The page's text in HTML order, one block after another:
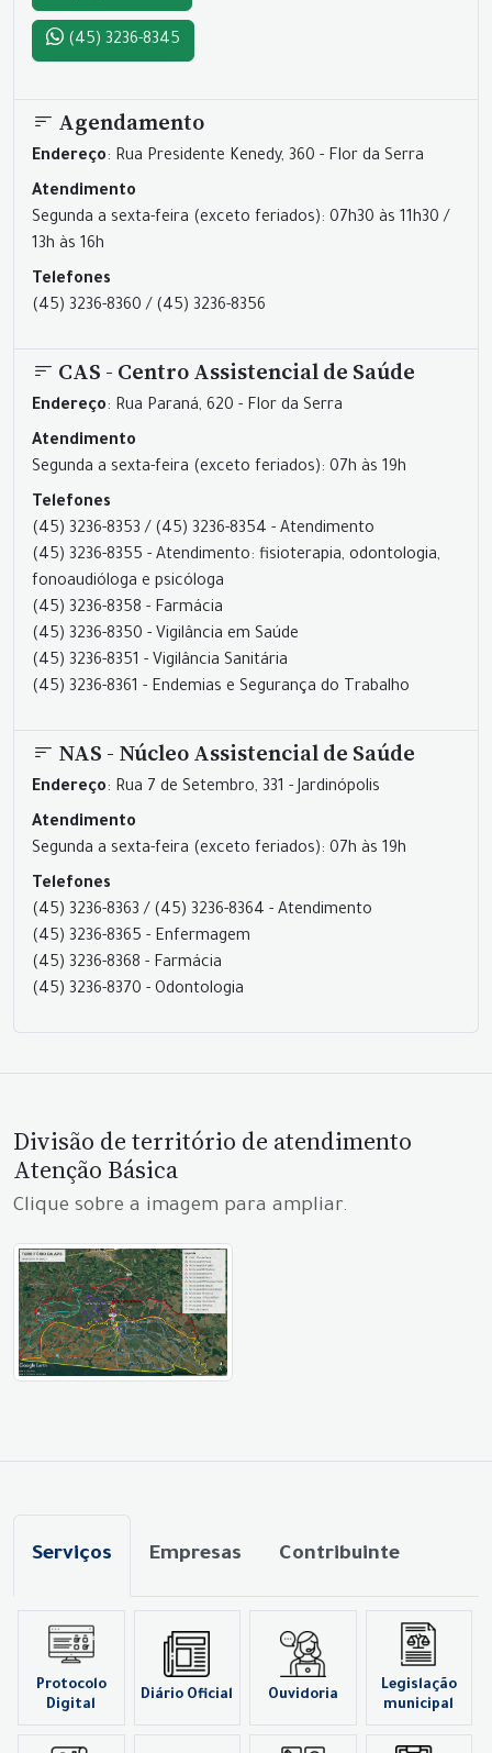
(45) 3236-8345
Agendamento
Endereço: Rua Presidente Kenedy, 360 - Flor da Serra
Atendimento
Segunda a sexta-feira (exceto feriados): 07h30 às 11h30 /
13h às 16h
Telefones
(45) 3236-8360 / (45) 3236-8356
CAS - Centro Assistencial de Saúde
Endereço: Rua Paraná, 620 - Flor da Serra
Atendimento
Segunda a sexta-feira (exceto feriados): 07h às 19h
Telefones
(45) 3236-8353 / (45) 3236-8354 - Atendimento
(45) 3236-8355 - Atendimento: fisioterapia, odontologia,
fonoaudióloga e psicóloga
(45) 3236-8358 - Farmácia
(45) 3236-8350 - Vigilância em Saúde
(45) 3236-8351 - Vigilância Sanitária
(45) 3236-8361 - Endemias e Segurança do Trabalho
NAS - Núcleo Assistencial de Saúde
Endereço: Rua 7 de Setembro, 331 - Jardinópolis
Atendimento
Segunda a sexta-feira (exceto feriados): 07h às 19h
Telefones
(45) 3236-8363 / (45) 3236-8364 - Atendimento
(45) 3236-8365 - Enfermagem
(45) 3236-8368 - Farmácia
(45) 3236-8370 - Odontologia
Divisão de território de atendimento
Atenção Básica
Clique sobre a imagem para ampliar.
Serviços Empresas Contribuinte
Protocolo
Digital
Diário Oficial Ouvidoria
Legislação
municipal